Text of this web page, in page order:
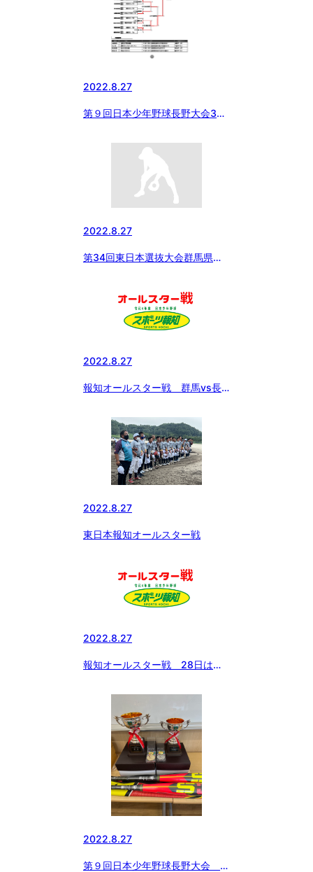
2022.8.27
第９回日本少年野球長野大会3日
2022.8.27
第34回東日本選抜大会群馬県支
2022.8.27
報知オールスター戦 群馬vs長
2022.8.27
東日本報知オールスター戦
2022.8.27
報知オールスター戦 28日はラ
2022.8.27
第９回日本少年野球長野大会 準